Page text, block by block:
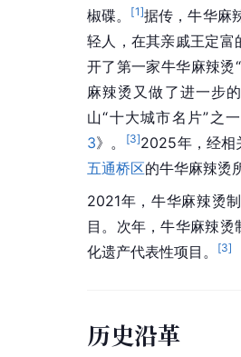
椒碟。
[1]据传，牛华麻
轻人，在其亲戚王定
开了第一家牛华麻辣烫
麻辣烫又做了进一步
山“十大城市名片”之
3》。 [3]2025年，经相
五通桥区的牛华麻辣烫
2021年，牛华麻辣烫
目。次年，牛华麻辣烫
化遗产代表性项目。
[3]
历史沿革